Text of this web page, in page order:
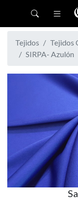
Tejidos Tejidos
SIRPA- Azulón